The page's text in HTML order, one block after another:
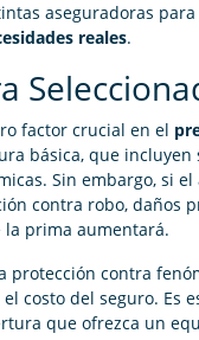
aseguradoras
reales.
factor crucial en el
básica, que
Sin embargo, si
contra robo, daños
la prima aumentará.
protección contra
costo del seguro. Es
que ofrezca un